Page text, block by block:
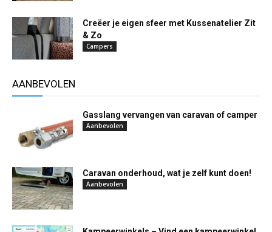
Creëer je eigen sfeer met Kussenatelier Zit
& Zo
Campers
AANBEVOLEN
Gasslang vervangen van caravan of camper
Aanbevolen
Caravan onderhoud, wat je zelf kunt doen!
Aanbevolen